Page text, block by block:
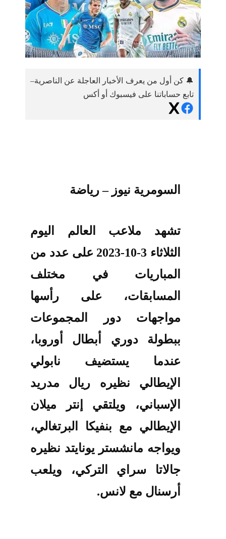
🔔 كن أول من يعرف الأخبار العاجلة عن الناصرية–
تابع حساباتنا على فيسبوك أو أكس
السومرية نيوز – رياضة
تشهد ملاعب العالم اليوم
الثلاثاء 3-10-2023 على عدد من
المباريات في مختلف
المسابقات، على رأسها
مواجهات دور المجموعات
ببطولة دوري أبطال أوروبا،
عندما يستضيف نابولي
الإيطالي نظيره ريال مدريد
الإسباني، ويلتقي إنتر ميلان
الإيطالي مع بنفيكا البرتغالي،
ويواجه مانشستر يونايتد نظيره
جالاتا سراي التركي، ويلعب
أرسنال مع لانس.